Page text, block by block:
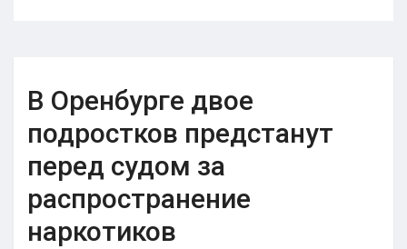
В Оренбурге двое
подростков предстанут
перед судом за
распространение
наркотиков